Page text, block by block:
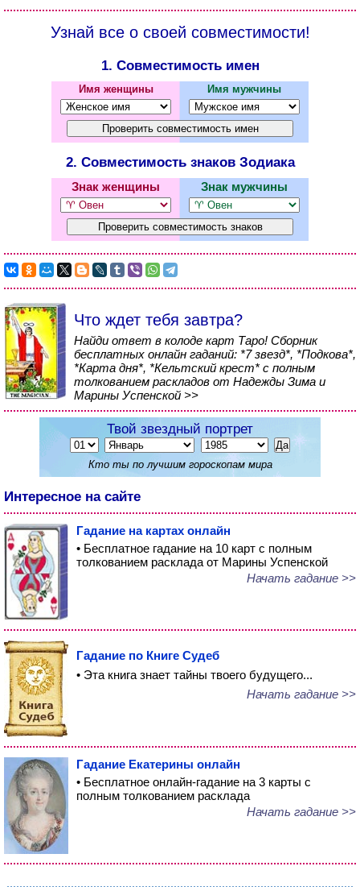
Узнай все о своей совместимости!
1. Совместимость имен
Имя женщины Имя мужчины
2. Совместимость знаков Зодиака
Знак женщины Знак мужчины
Что ждет тебя завтра?
Найди ответ в колоде карт Таро! Сборник
бесплатных онлайн гаданий: *7 звезд*, *Подкова*,
*Карта дня*, *Кельтский крест* с полным
толкованием раскладов от Надежды Зима и
Марины Успенской >>
Твой звездный портрет
Кто ты по лучшим гороскопам мира
Интересное на сайте
Гадание на картах онлайн
• Бесплатное гадание на 10 карт с полным
толкованием расклада от Марины Успенской
Начать гадание >>
Гадание по Книге Судеб
• Эта книга знает тайны твоего будущего...
Начать гадание >>
Гадание Екатерины онлайн
• Бесплатное онлайн-гадание на 3 карты с
полным толкованием расклада
Начать гадание >>